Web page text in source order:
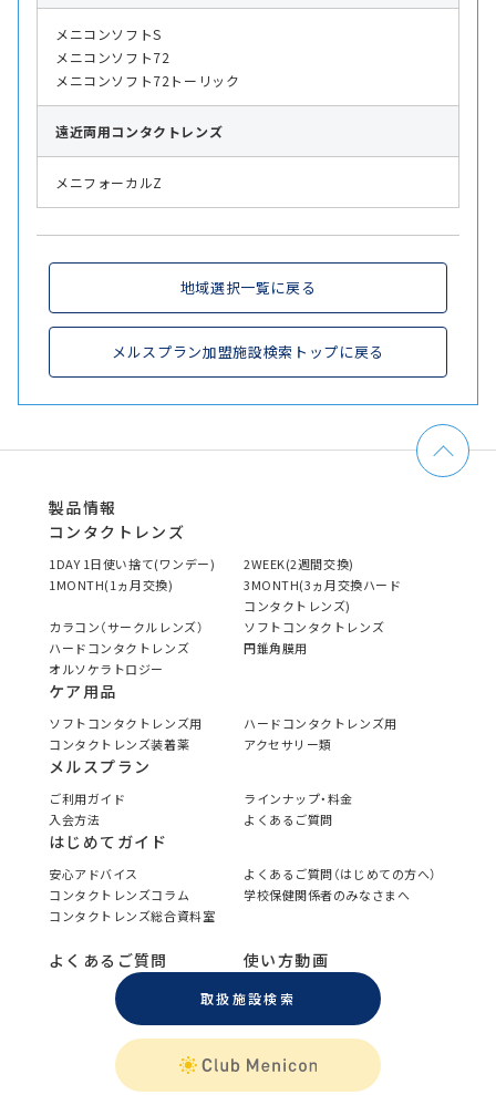
メニコンソフトS
メニコンソフト72
メニコンソフト72トーリック
遠近両用コンタクトレンズ
メニフォーカルZ
地域選択一覧に戻る
メルスプラン加盟施設検索トップに戻る
製品情報
コンタクトレンズ
1DAY 1日使い捨て(ワンデー)
2WEEK(2週間交換)
1MONTH(1ヵ月交換)
3MONTH(3ヵ月交換ハード
コンタクトレンズ)
カラコン（サークルレンズ）
ソフトコンタクトレンズ
ハードコンタクトレンズ
円錐角膜用
オルソケラトロジー
ケア用品
ソフトコンタクトレンズ用
ハードコンタクトレンズ用
コンタクトレンズ装着薬
アクセサリー類
メルスプラン
ご利用ガイド
ラインナップ・料金
入会方法
よくあるご質問
はじめてガイド
安心アドバイス
よくあるご質問（はじめての方へ）
コンタクトレンズコラム
学校保健関係者のみなさまへ
コンタクトレンズ総合資料室
よくあるご質問 使い方動画
取扱施設検索